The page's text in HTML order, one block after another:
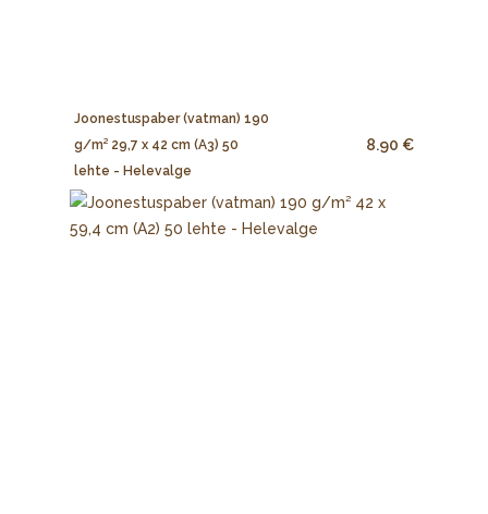
Joonestuspaber (vatman) 190
g/m² 29,7 x 42 cm (A3) 50
lehte - Helevalge
8.90 €